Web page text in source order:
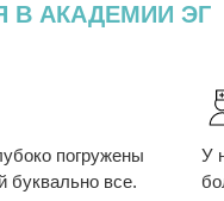
В АКАДЕМИИ ЭГ
погружены
буквально все.
У